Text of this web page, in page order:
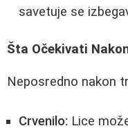
savetuje se
Šta Očekivati
Neposredno nakon
Crvenilo: Lice